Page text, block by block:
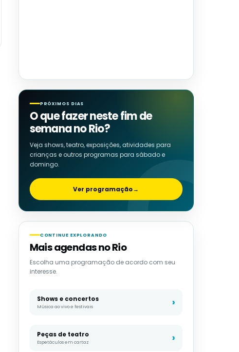
PRÓXIMOS DIAS
O que fazer neste fim de
semana no Rio?
Veja shows, teatro, exposições, atividades para
crianças e outros programas para sábado e
domingo.
Ver programação→
CONTINUE EXPLORANDO
Mais agendas no Rio
Escolha uma programação de acordo com seu
interesse.
Shows e concertos
Música ao vivo e festivais
Peças de teatro
Espetáculos em cartaz